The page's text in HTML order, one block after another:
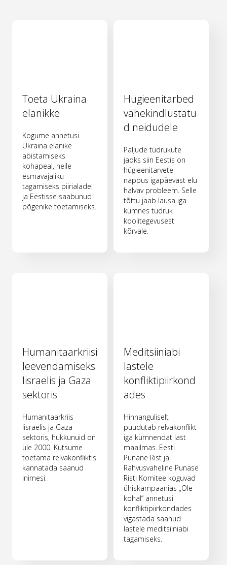
Toeta Ukraina
elanikke
Kogume annetusi
Ukraina elanike
abistamiseks
kohapeal, neile
esmavajaliku
tagamiseks piirialadel
ja Eestisse saabunud
põgenike toetamiseks.
Hügieenitarbed
vähekindlustatu
d neidudele
Paljude tüdrukute
jaoks siin Eestis on
hügieenitarvete
nappus igapäevast elu
halvav probleem. Selle
tõttu jääb lausa iga
kümnes tüdruk
koolitegevusest
kõrvale.
Humanitaarkriisi
leevendamiseks
Iisraelis ja Gaza
sektoris
Humanitaarkriis
Iisraelis ja Gaza
sektoris, hukkunuid on
üle 2000. Kutsume
toetama relvakonfliktis
kannatada saanud
inimesi.
Meditsiiniabi
lastele
konfliktipiirkond
ades
Hinnanguliselt
puudutab relvakonflikt
iga kümnendat last
maailmas. Eesti
Punane Rist ja
Rahvusvaheline Punase
Risti Komitee koguvad
ühiskampaanias „Ole
kohal“ annetusi
konfliktipiirkondades
vigastada saanud
lastele meditsiiniabi
tagamiseks.